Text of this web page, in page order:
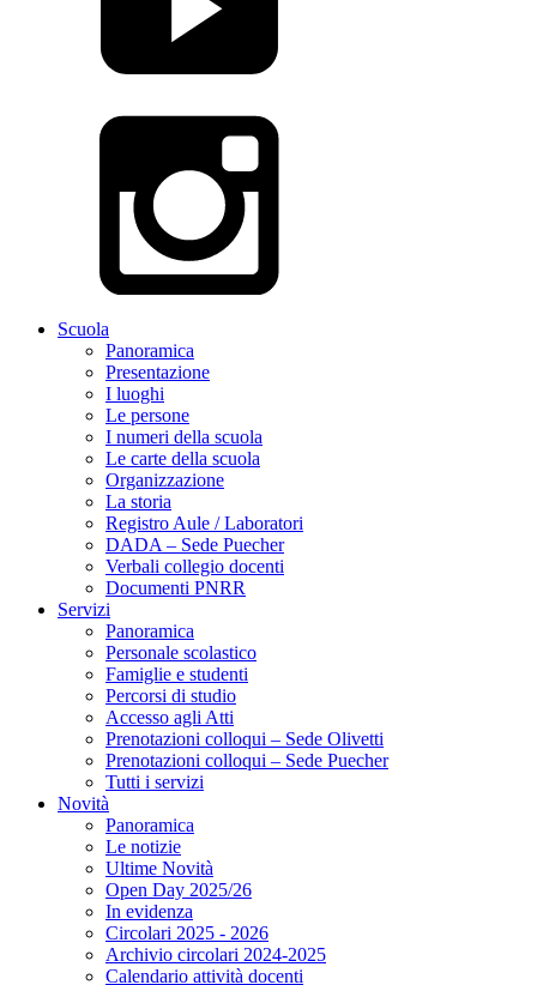
Scuola
Panoramica
Presentazione
I luoghi
Le persone
I numeri della scuola
Le carte della scuola
Organizzazione
La storia
Registro Aule / Laboratori
DADA – Sede Puecher
Verbali collegio docenti
Documenti PNRR
Servizi
Panoramica
Personale scolastico
Famiglie e studenti
Percorsi di studio
Accesso agli Atti
Prenotazioni colloqui – Sede Olivetti
Prenotazioni colloqui – Sede Puecher
Tutti i servizi
Novità
Panoramica
Le notizie
Ultime Novità
Open Day 2025/26
In evidenza
Circolari 2025 - 2026
Archivio circolari 2024-2025
Calendario attività docenti